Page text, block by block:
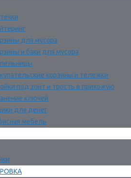
для мусора
и баки для мусора
корзины и тележки
под зонт и трость в прихожую
ключей
для денег
мебель